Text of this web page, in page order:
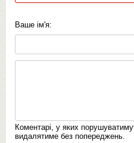
Ваше ім'я:
Коментарі, у яких
видалятиме без попереджень.